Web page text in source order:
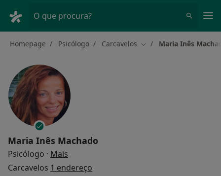
O que procura?
Homepage Psicólogo Carcavelos Mudar de cidade
Maria Inês
Maria Inês Machado
Psicólogo · Mais
Carcavelos 1 endereço